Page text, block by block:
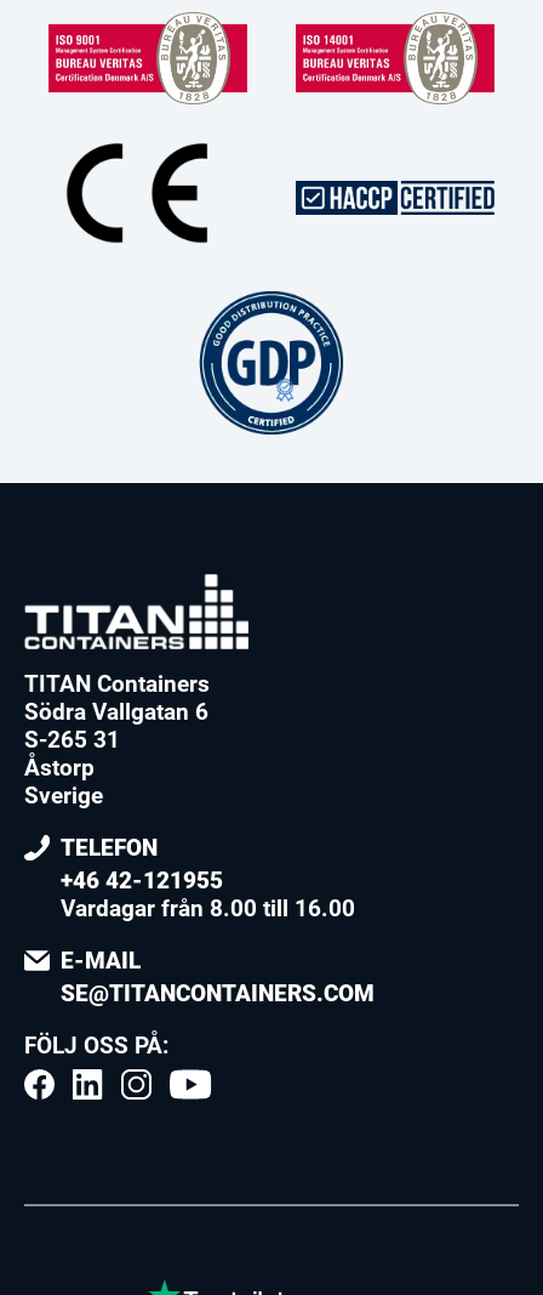
TITAN Containers
Södra Vallgatan 6
S-265 31
Åstorp
Sverige
TELEFON
+46 42-121955
Vardagar från 8.00 till 16.00
E-MAIL
SE@TITANCONTAINERS.COM
FÖLJ OSS PÅ: